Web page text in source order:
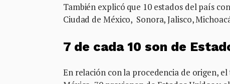
También explicó que 10 estados del país
Ciudad de México, Sonora, Jalisco,
7 de cada 10 son de
En relación con la procedencia de origen,